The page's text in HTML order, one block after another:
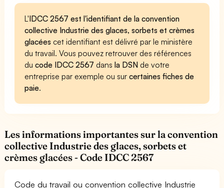
L'IDCC 2567 est l'identifiant de la convention
collective Industrie des glaces, sorbets et crèmes
glacées cet identifiant est délivré par le ministère
du travail. Vous pouvez retrouver des références
ducode IDCC 2567 dansla DSN de votre
entreprise par exemple ou surcertaines fiches de
paie.
Les informations importantes sur la convention
collective Industrie des glaces, sorbets et
crèmes glacées - Code IDCC 2567
Code du travail ou convention collective Industrie